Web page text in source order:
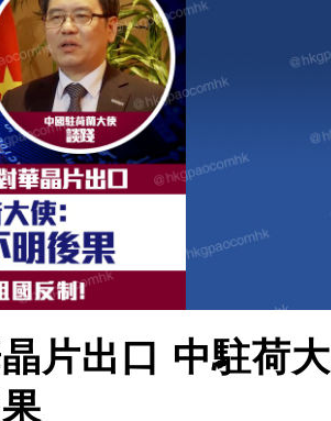
片出口 中駐荷大